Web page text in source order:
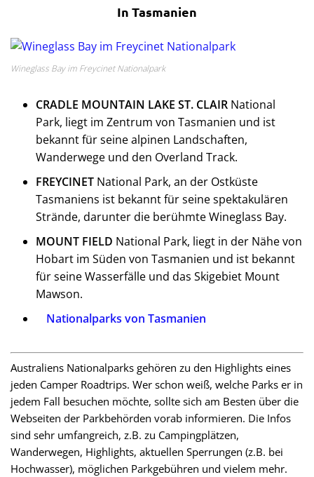
In Tasmanien
Wineglass Bay im Freycinet Nationalpark
CRADLE MOUNTAIN LAKE ST. CLAIR National
Park, liegt im Zentrum von Tasmanien und ist
bekannt für seine alpinen Landschaften,
Wanderwege und den Overland Track.
FREYCINET National Park, an der Ostküste
Tasmaniens ist bekannt für seine spektakulären
Strände, darunter die berühmte Wineglass Bay.
MOUNT FIELD National Park, liegt in der Nähe von
Hobart im Süden von Tasmanien und ist bekannt
für seine Wasserfälle und das Skigebiet Mount
Mawson.
Nationalparks von Tasmanien
Australiens Nationalparks gehören zu den Highlights eines
jeden Camper Roadtrips. Wer schon weiß, welche Parks er in
jedem Fall besuchen möchte, sollte sich am Besten über die
Webseiten der Parkbehörden vorab informieren. Die Infos
sind sehr umfangreich, z.B. zu Campingplätzen,
Wanderwegen, Highlights, aktuellen Sperrungen (z.B. bei
Hochwasser), möglichen Parkgebühren und vielem mehr.